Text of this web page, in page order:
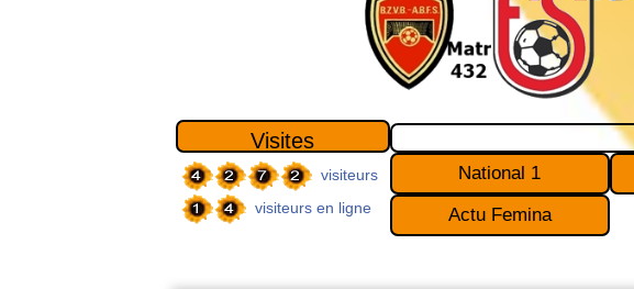
Visites
visiteurs
visiteurs en ligne
National 1
Actu Femina